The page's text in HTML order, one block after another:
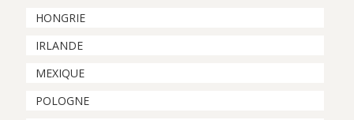
HONGRIE
IRLANDE
MEXIQUE
POLOGNE